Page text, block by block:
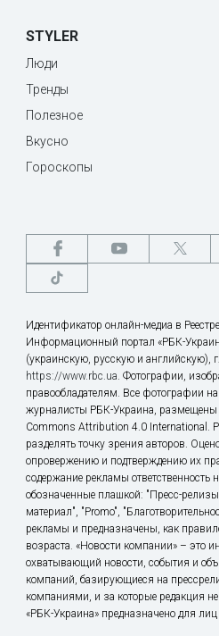
STYLER
Люди
Тренды
Полезное
Вкусно
Гороскопы
Идентификатор онлайн-медиа в
Информационный портал «РБК-
(украинскую, русскую и английскую),
https://www.rbc.ua. Фотографии,
правообладателям. Все фотографии
журналисты РБК-Украина, размещены
Commons Attribution 4.0 International.
разделять точку зрения авторов.
опровержению и подтверждению их
содержание рекламы ответственность
обозначенные плашкой: "Пресс-
материал", "Promo",
рекламы и предназначены, как
возраста. «Новости компании» – это
охватывающий новости, события и
компаний, базирующиеся на
компаниями, и за которые редакция
«РБК-Украина» предназначено для лиц